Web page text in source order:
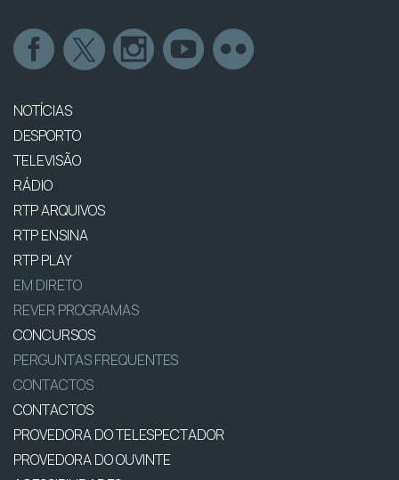
NOTÍCIAS
DESPORTO
TELEVISÃO
RÁDIO
RTP ARQUIVOS
RTP ENSINA
RTP PLAY
EM DIRETO
REVER PROGRAMAS
CONCURSOS
PERGUNTAS FREQUENTES
CONTACTOS
CONTACTOS
PROVEDORA DO TELESPECTADOR
PROVEDORA DO OUVINTE